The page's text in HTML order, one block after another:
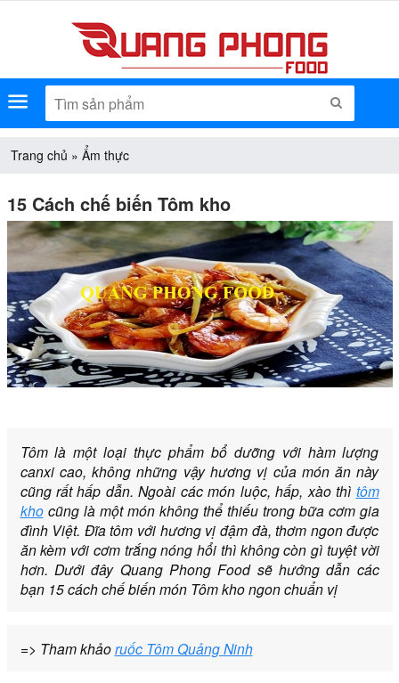
Menu
Trang chủ » Ẩm thực
15 Cách chế biến Tôm kho
Tôm là một loại thực phẩm bổ dưỡng với hàm lượng
canxi cao, không những vậy hương vị của món ăn này
cũng rất hấp dẫn. Ngoài các món luộc, hấp, xào thì tôm
khocũng là một món không thể thiếu trong bữa cơm gia
đình Việt. Đĩa tôm với hương vị đậm đà, thơm ngon được
ăn kèm với cơm trắng nóng hổi thì không còn gì tuyệt vời
hơn. Dưới đây Quang Phong Food sẽ hướng dẫn các
bạn 15 cách chế biến món Tôm kho ngon chuẩn vị
=> Tham khảoruốc Tôm Quảng Ninh